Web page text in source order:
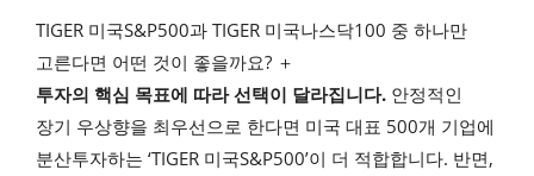
TIGER 미국S&P500과 TIGER 미국나스닥100 중 하나만
고른다면 어떤 것이 좋을까요? ＋
투자의 핵심 목표에 따라 선택이 달라집니다. 안정적인
장기 우상향을 최우선으로 한다면 미국 대표 500개 기업에
분산투자하는 ‘TIGER 미국S&P500’이 더 적합합니다. 반면,